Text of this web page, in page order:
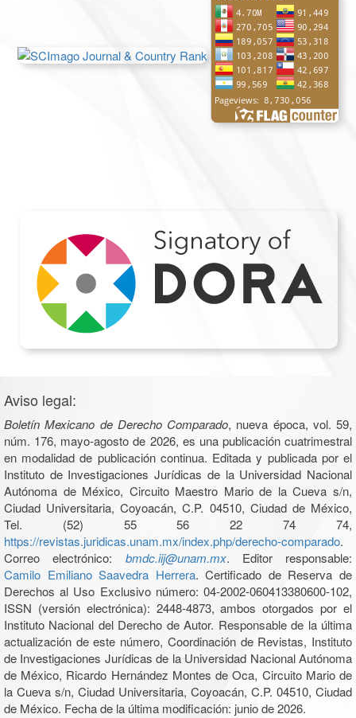
Aviso legal:
Boletín Mexicano de Derecho Comparado, nueva época, vol. 59,
núm. 176, mayo-agosto de 2026, es una publicación cuatrimestral
en modalidad de publicación continua. Editada y publicada por el
Instituto de Investigaciones Jurídicas de la Universidad Nacional
Autónoma de México, Circuito Maestro Mario de la Cueva s/n,
Ciudad Universitaria, Coyoacán, C.P. 04510, Ciudad de México,
Tel. (52) 55 56 22 74 74,
https://revistas.juridicas.unam.mx/index.php/derecho-comparado.
Correo electrónico: bmdc.iij@unam.mx. Editor responsable:
Camilo Emiliano Saavedra Herrera. Certificado de Reserva de
Derechos al Uso Exclusivo número: 04-2002-060413380600-102,
ISSN (versión electrónica): 2448-4873, ambos otorgados por el
Instituto Nacional del Derecho de Autor. Responsable de la última
actualización de este número, Coordinación de Revistas, Instituto
de Investigaciones Jurídicas de la Universidad Nacional Autónoma
de México, Ricardo Hernández Montes de Oca, Circuito Mario de
la Cueva s/n, Ciudad Universitaria, Coyoacán, C.P. 04510, Ciudad
de México. Fecha de la última modificación: junio de 2026.